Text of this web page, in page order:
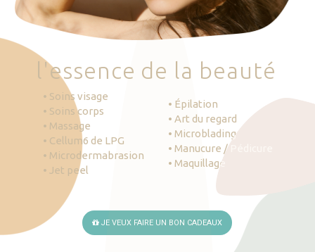
'essence de la beauté
• Soins visage
• Soins corps
• Massage
• Cellum6 de LPG
• Microdermabrasion
• Jet peel
• Épilation
• Art du regard
• Microblading
• Manucure / Pédicure
• Maquillage
JE VEUX FAIRE UN BON CADEAUX